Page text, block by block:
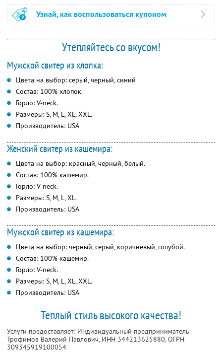
Узнай, как воспользоваться купоном
Утепляйтесь со вкусом!
Мужской свитер из хлопка:
Цвета на выбор: серый, черный, синий
Состав: 100% хлопок.
Горло: V-neck.
Размеры: S, M, L, XL, XXL.
Производитель: USA
Женский свитер из кашемира:
Цвета на выбор: красный, черный, белый.
Состав: 100% кашемир.
Горло: V-neck.
Размеры: S, M, L, XL.
Производитель: USA
Мужской свитер из кашемира:
Цвета на выбор: черный, серый, коричневый, голубой.
Состав: 100% кашемир.
Горло: V-neck.
Размеры: S, M, L, XL, XXL.
Производитель: USA
Теплый стиль высокого качества!
Услуги предоставляет: Индивидуальный предприниматель
Трофимов Валерий Павлович, ИНН 344213625880, ОГРН
309345919100054